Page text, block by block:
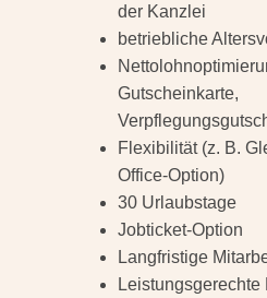
der Kanzlei
betriebliche
Gutscheinkarte,
Flexibilität (z. B.
Office-Option)
30 Urlaubstage
Jobticket-Option
Langfristige
Leistungsgerechte